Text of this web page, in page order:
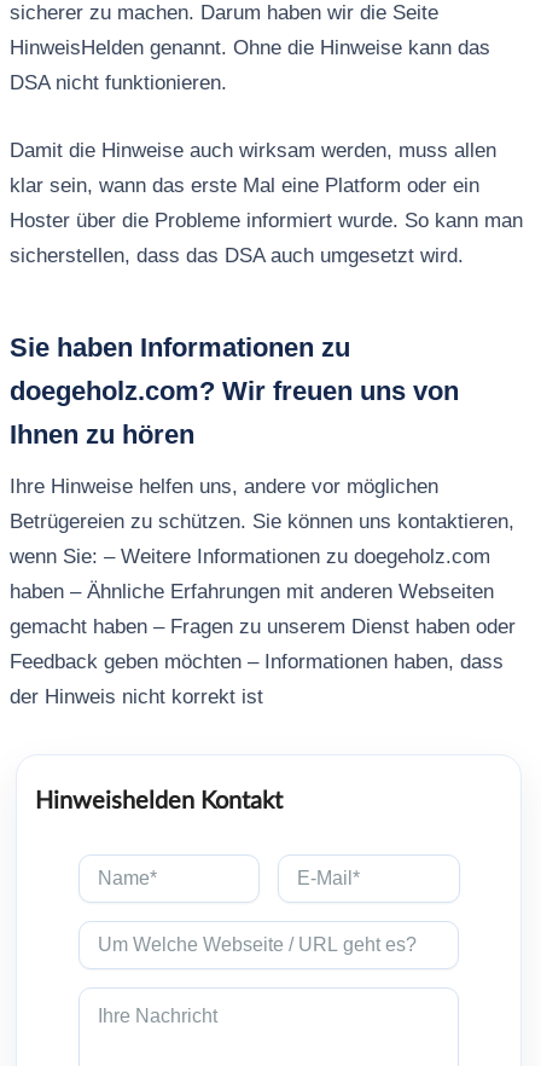
sicherer zu machen. Darum haben wir die Seite
HinweisHelden genannt. Ohne die Hinweise kann das
DSA nicht funktionieren.
Damit die Hinweise auch wirksam werden, muss allen
klar sein, wann das erste Mal eine Platform oder ein
Hoster über die Probleme informiert wurde. So kann man
sicherstellen, dass das DSA auch umgesetzt wird.
Sie haben Informationen zu
doegeholz.com? Wir freuen uns von
Ihnen zu hören
Ihre Hinweise helfen uns, andere vor möglichen
Betrügereien zu schützen. Sie können uns kontaktieren,
wenn Sie: – Weitere Informationen zu doegeholz.com
haben – Ähnliche Erfahrungen mit anderen Webseiten
gemacht haben – Fragen zu unserem Dienst haben oder
Feedback geben möchten – Informationen haben, dass
der Hinweis nicht korrekt ist
Hinweishelden Kontakt